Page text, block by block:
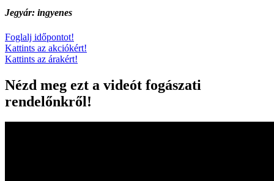
Jegyár: ingyenes
Foglalj időpontot!
Kattints az akciókért!
Kattints az árakért!
Nézd meg ezt a videót fogászati
rendelőnkről!